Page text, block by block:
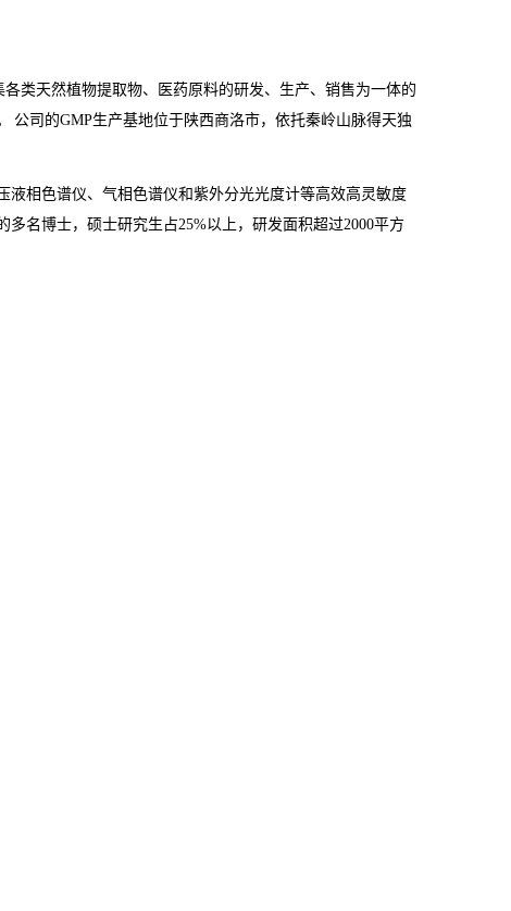
类天然植物提取物、医药原料的研发、生产、销售为一体的
公司的GMP生产基地位于陕西商洛市，依托秦岭山脉得天独
相色谱仪、气相色谱仪和紫外分光光度计等高效高灵敏度
多名博士，硕士研究生占25%以上，研发面积超过2000平方